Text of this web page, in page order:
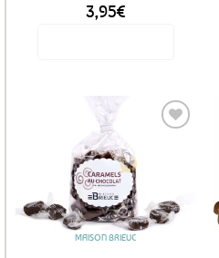
3,95€
peuvent
être
MAISON BRIEUC